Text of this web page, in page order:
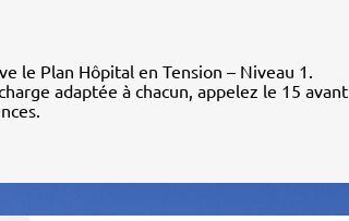
le Plan Hôpital en Tension – Niveau 1.
adaptée à chacun, appelez le 15 avant